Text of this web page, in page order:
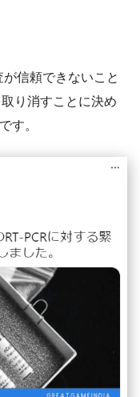
信頼できないこと
り消すことに決め
す。